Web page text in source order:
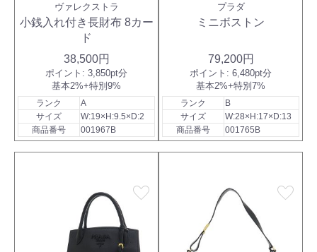
ヴァレクストラ
小銭入れ付き長財布 8カー
ド
38,500円
ポイント: 3,850pt分
基本2%+特別9%
ランク
A
サイズ
W:19×H:9.5×D:2
商品番号
001967B
プラダ
ミニボストン
79,200円
ポイント: 6,480pt分
基本2%+特別7%
ランク
B
サイズ
W:28×H:17×D:13
商品番号
001765B
favorite favorite